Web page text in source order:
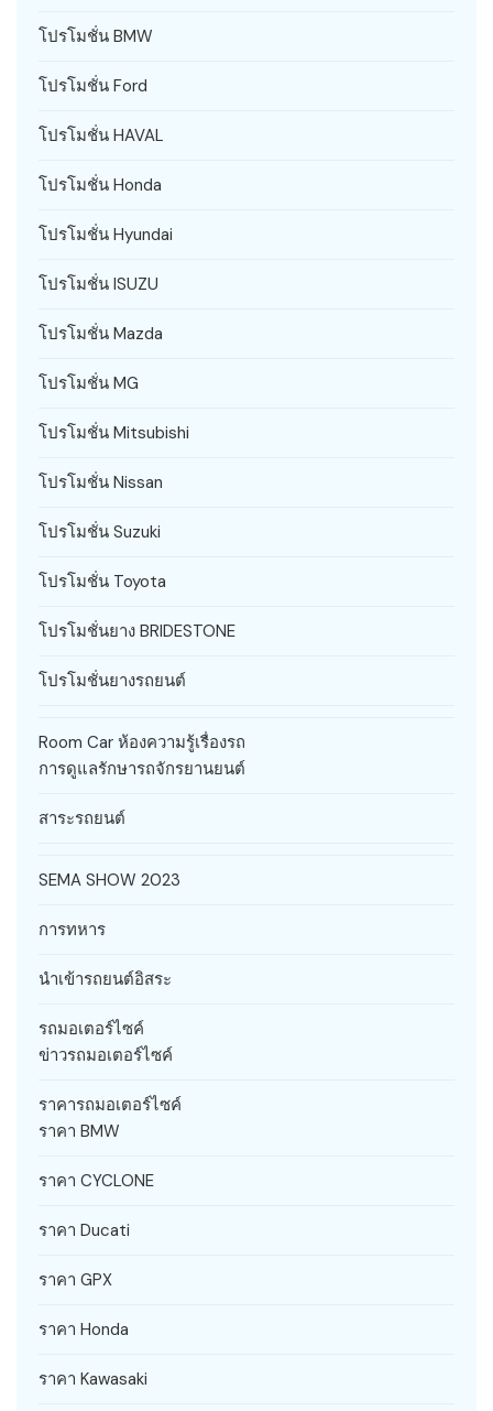
โปรโมชั่น BMW
โปรโมชั่น Ford
โปรโมชั่น HAVAL
โปรโมชั่น Honda
โปรโมชั่น Hyundai
โปรโมชั่น ISUZU
โปรโมชั่น Mazda
โปรโมชั่น MG
โปรโมชั่น Mitsubishi
โปรโมชั่น Nissan
โปรโมชั่น Suzuki
โปรโมชั่น Toyota
โปรโมชั่นยาง BRIDESTONE
โปรโมชั่นยางรถยนต์
Room Car ห้องความรู้เรื่องรถ
การดูแลรักษารถจักรยานยนต์
สาระรถยนต์
SEMA SHOW 2023
การทหาร
นำเข้ารถยนต์อิสระ
รถมอเตอร์ไซค์
ข่าวรถมอเตอร์ไซค์
ราคารถมอเตอร์ไซค์
ราคา BMW
ราคา CYCLONE
ราคา Ducati
ราคา GPX
ราคา Honda
ราคา Kawasaki